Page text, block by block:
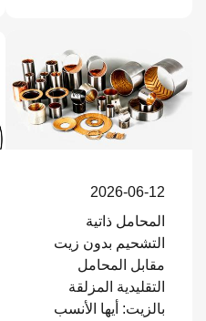
2026-06-12
المحامل ذاتية
التشحيم بدون زيت
مقابل المحامل
التقليدية المزلقة
بالزيت: أيها الأنسب